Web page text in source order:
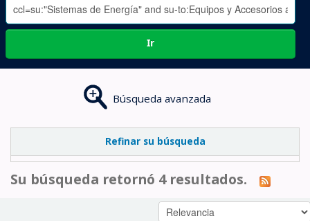
Ir
Búsqueda avanzada
Refinar su búsqueda
Su búsqueda retornó 4 resultados.